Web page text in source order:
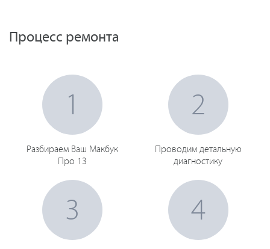
Процесс ремонта
1
Разбираем Ваш Макбук
Про 13
2
Проводим детальную
диагностику
3 4